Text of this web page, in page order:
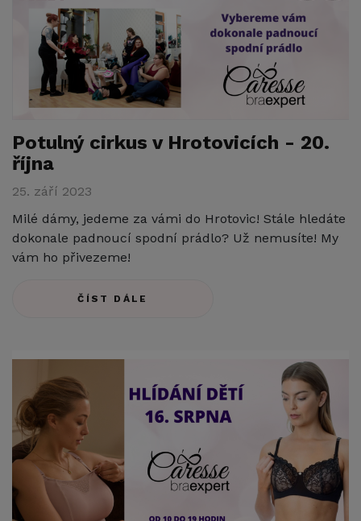
Potulný cirkus v Hrotovicích - 20.
října
25. září 2023
Milé dámy, jedeme za vámi do Hrotovic! Stále hledáte
dokonale padnoucí spodní prádlo? Už nemusíte! My
vám ho přivezeme!
ČÍST DÁLE